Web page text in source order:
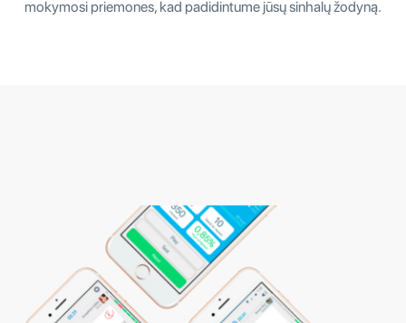
mokymosi priemones, kad padidintume jūsų sinhalų žodyną.